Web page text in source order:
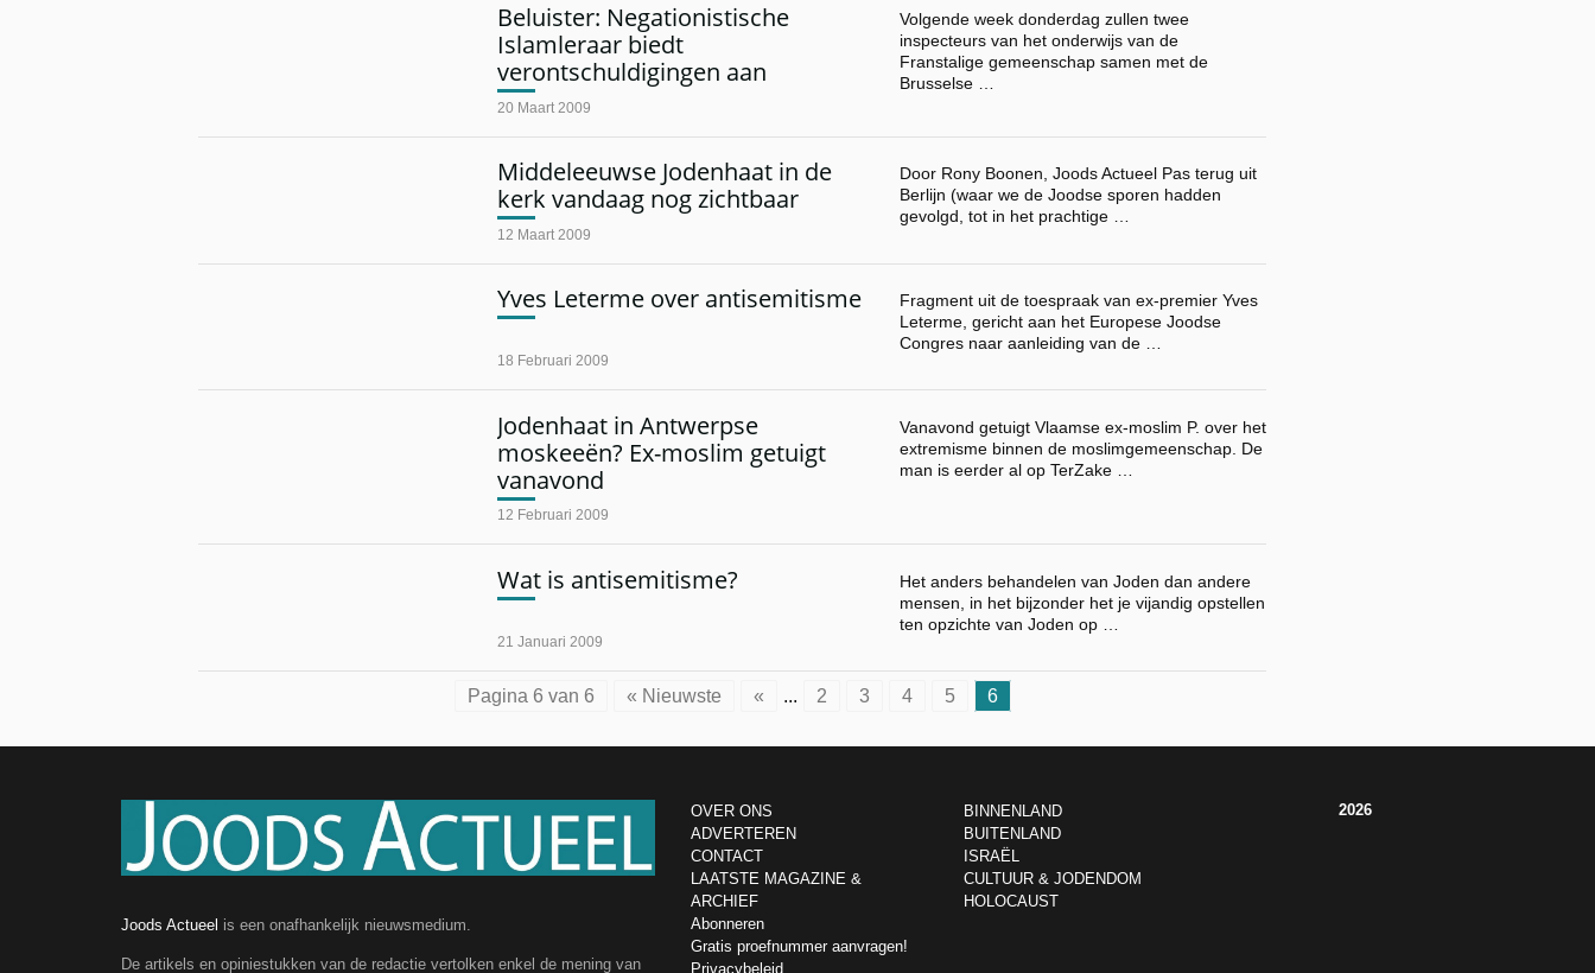
Beluister: Negationistische
Islamleraar biedt
verontschuldigingen aan
20 Maart 2009
Volgende week donderdag zullen twee
inspecteurs van het onderwijs van de
Franstalige gemeenschap samen met de
Brusselse …
Middeleeuwse Jodenhaat in de
kerk vandaag nog zichtbaar
12 Maart 2009
Door Rony Boonen, Joods Actueel Pas terug uit
Berlijn (waar we de Joodse sporen hadden
gevolgd, tot in het prachtige …
Yves Leterme over antisemitisme
18 Februari 2009
Fragment uit de toespraak van ex-premier Yves
Leterme, gericht aan het Europese Joodse
Congres naar aanleiding van de …
Jodenhaat in Antwerpse
moskeeën? Ex-moslim getuigt
vanavond
12 Februari 2009
Vanavond getuigt Vlaamse ex-moslim P. over het
extremisme binnen de moslimgemeenschap. De
man is eerder al op TerZake …
Wat is antisemitisme?
21 Januari 2009
Het anders behandelen van Joden dan andere
mensen, in het bijzonder het je vijandig opstellen
ten opzichte van Joden op …
Pagina 6 van 6 « Nieuwste « ... 2 3 4 5 6
Joods Actueel is een onafhankelijk nieuwsmedium.
De artikels en opiniestukken van de redactie vertolken enkel de mening van
OVER ONS
ADVERTEREN
CONTACT
LAATSTE MAGAZINE &
ARCHIEF
Abonneren
Gratis proefnummer aanvragen!
Privacybeleid
BINNENLAND
BUITENLAND
ISRAËL
CULTUUR & JODENDOM
HOLOCAUST
2026